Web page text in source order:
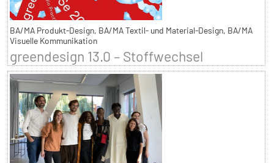
BA/MA Produkt-Design, BA/MA Textil- und Material-Design, BA/MA
Visuelle Kommunikation
greendesign 13.0 – Stoffwechsel